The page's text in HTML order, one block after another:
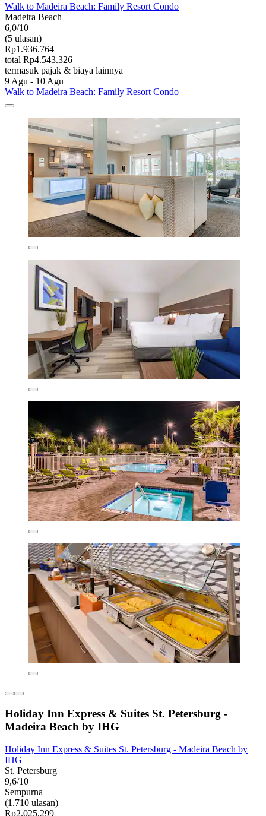
Walk to Madeira Beach: Family Resort Condo
Madeira Beach
6,0/10
(5 ulasan)
Rp1.936.764
total Rp4.543.326
termasuk pajak & biaya lainnya
9 Agu - 10 Agu
Walk to Madeira Beach: Family Resort Condo
Holiday Inn Express & Suites St. Petersburg -
Madeira Beach by IHG
Holiday Inn Express & Suites St. Petersburg - Madeira Beach by
IHG
St. Petersburg
9,6/10
Sempurna
(1.710 ulasan)
Rp2.025.299